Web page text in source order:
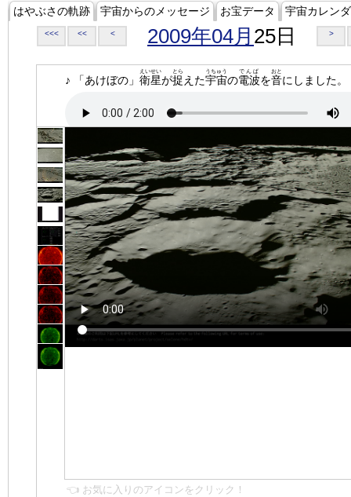
はやぶさの軌跡 宇宙からのメッセージ お宝データ 宇宙カレン
<<< << < 2009年04月 25日 >
♪ 「あけぼの」 衛星
えいせい
が捉
とら
えた宇宙
うちゅう
の電波
でんぱ
を音
おと
にしました。
👈 お気に入りのアイコンをクリック！